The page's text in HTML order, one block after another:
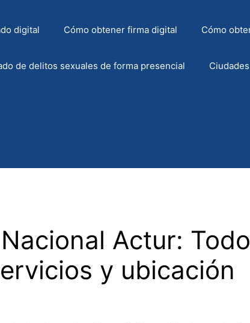
digital Cómo obtener firma digital Cómo
de delitos sexuales de forma presencial
Actur:
y ubicación